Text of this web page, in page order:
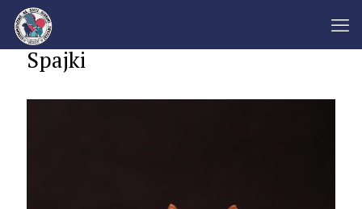
Spajki